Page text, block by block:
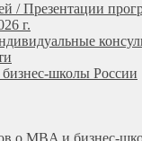
/ Презентации
г.
школы России